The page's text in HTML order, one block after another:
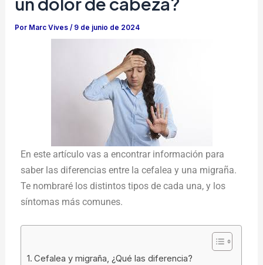
Por Marc Vives/ 9 de junio de 2024
En este artículo vas a encontrar información para
saber las diferencias entre la cefalea y una migraña.
Te nombraré los distintos tipos de cada una, y los
síntomas más comunes.
Cefalea y migraña, ¿Qué las diferencia?